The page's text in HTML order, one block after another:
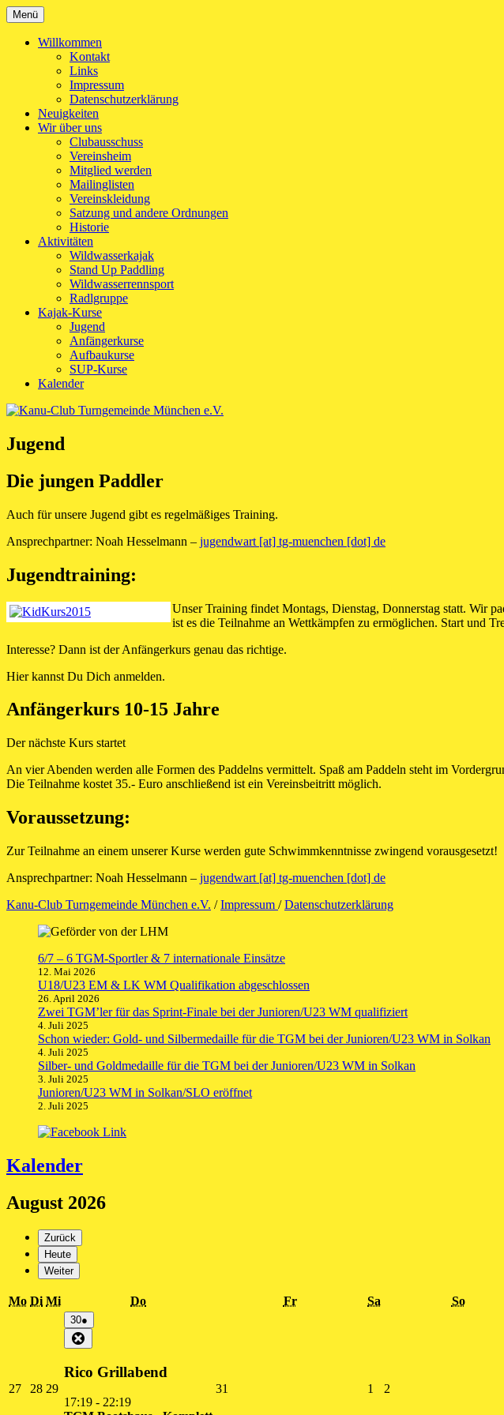
Zum
Inhalt
springen
Kanu-Club Turngemeinde München e.V.
Kanu fahren in München
Menü
Willkommen
Kontakt
Links
Impressum
Datenschutzerklärung
Neuigkeiten
Wir über uns
Clubausschuss
Vereinsheim
Mitglied werden
Mailinglisten
Vereinskleidung
Satzung und andere Ordnungen
Historie
Aktivitäten
Wildwasserkajak
Stand Up Paddling
Wildwasserrennsport
Radlgruppe
Kajak-Kurse
Jugend
Anfängerkurse
Aufbaukurse
SUP-Kurse
Kalender
Jugend
Die jungen Paddler
Auch für unsere Jugend gibt es regelmäßiges Training.
Ansprechpartner: Noah Hesselmann – jugendwart [at] tg-muenchen [dot] de
Jugendtraining:
Unser Training findet Montags, Dienstag, Donnerstag statt. Wir
ist es die Teilnahme an Wettkämpfen zu ermöglichen. Start und
Interesse? Dann ist der Anfängerkurs genau das richtige.
Hier kannst Du Dich anmelden.
Anfängerkurs 10-15 Jahre
Der nächste Kurs startet
An vier Abenden werden alle Formen des Paddelns vermittelt. Spaß am Paddeln steht im
Die Teilnahme kostet 35.- Euro anschließend ist ein Vereinsbeitritt möglich.
Voraussetzung:
Zur Teilnahme an einem unserer Kurse werden gute Schwimmkenntnisse zwingend vorausgesetzt!
Ansprechpartner: Noah Hesselmann – jugendwart [at] tg-muenchen [dot] de
Kanu-Club Turngemeinde München e.V. /Impressum /Datenschutzerklärung
6/7 – 6 TGM-Sportler & 7 internationale Einsätze
12. Mai 2026
U18/U23 EM & LK WM Qualifikation abgeschlossen
26. April 2026
Zwei TGM’ler für das Sprint-Finale bei der Junioren/U23 WM qualifiziert
4. Juli 2025
Schon wieder: Gold- und Silbermedaille für die TGM bei der Junioren/U23 WM in Solkan
4. Juli 2025
Silber- und Goldmedaille für die TGM bei der Junioren/U23 WM in Solkan
3. Juli 2025
Junioren/U23 WM in Solkan/SLO eröffnet
2. Juli 2025
Kalender
August 2026
Zurück
Heute
Weiter
MoMontag
DiDienstag
MiMittwoch DoDonnerstag FrFreitag Sa SoSonntag
2727.2828.
2929.
Juli
3030.
Juli
2026
●
Veranstaltung)
Rico Grillabend
17:19 - 22:19
31 1 2